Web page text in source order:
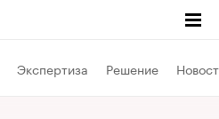
Экспертиза Решение